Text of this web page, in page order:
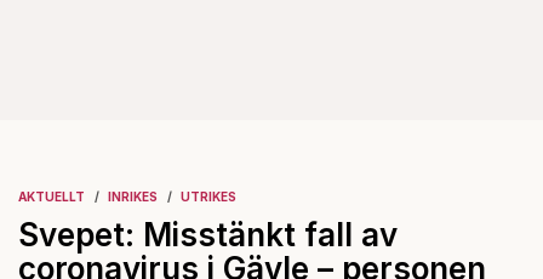
AKTUELLT INRIKES UTRIKES
Svepet: Misstänkt fall av
coronavirus i Gävle – personen